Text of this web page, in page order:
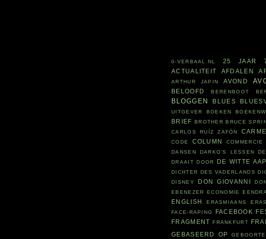
0-VERBAAL.NL 25 JAAR
ACTUALITEIT AFDALEN
ARTHUR JAPIN
AVOND
BELOOFD BERENBOOT
BLOGGEN BLUES
UITGEVER
BOEKEN
BRIEF BROTHER BRUCE
CARLOS RUÍZ ZAFÓN
CODE
COLUMN COMMERCIE
DANSEN
DARKO'S LESSEN
DRAAIT DOOR
DE WITTE AAP
DICHTER DES VADERLANDS
DISNEY
DON GIOVANNI
EBENEZER
ECONOMIE
ENGLISH
ERASMIAANS
FACE-RAPING
FACEBOOK
FRAGMENT FRANKFURT
GEBASEERD OP